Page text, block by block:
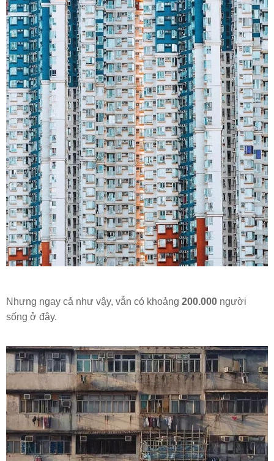
Nhưng ngay cả như vậy, vẫn có khoảng 200.000 người
sống ở đây.